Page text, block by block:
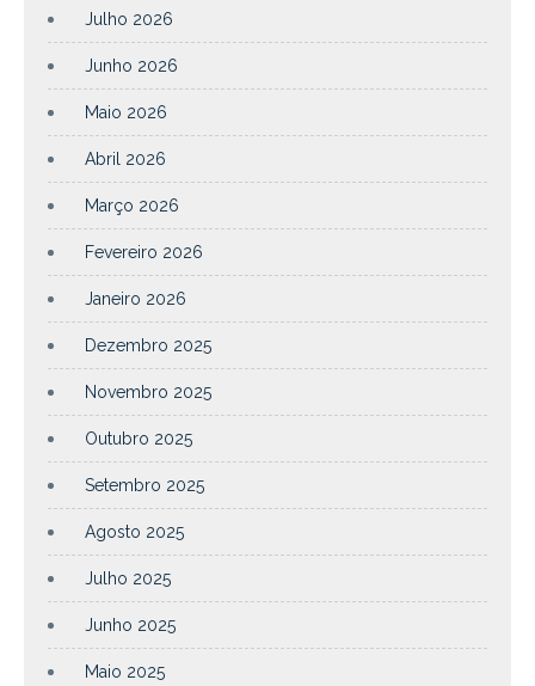
Julho 2026
Junho 2026
Maio 2026
Abril 2026
Março 2026
Fevereiro 2026
Janeiro 2026
Dezembro 2025
Novembro 2025
Outubro 2025
Setembro 2025
Agosto 2025
Julho 2025
Junho 2025
Maio 2025